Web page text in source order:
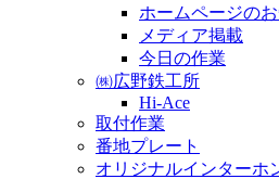
ホームページの
メディア掲載
今日の作業
㈱広野鉄工所
Hi-Ace
取付作業
番地プレート
オリジナルインターホ